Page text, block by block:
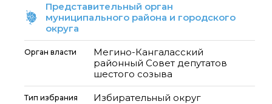
Представительный орган
муниципального района и городского
округа
Орган власти
Мегино-Кангаласский
районный Совет депутатов
шестого созыва
Тип избрания Избирательный округ